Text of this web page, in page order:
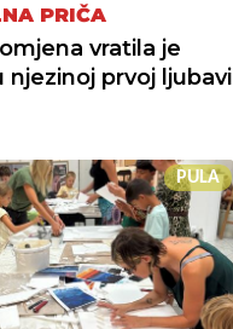
PRIČA
vratila je
njezinoj prvoj ljubavi
PULA